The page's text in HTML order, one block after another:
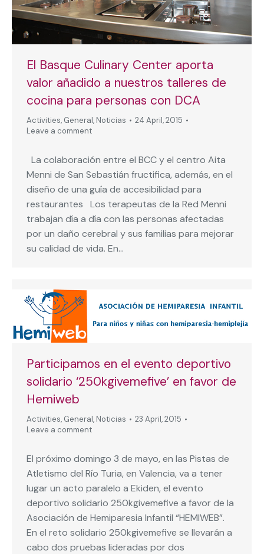
El Basque Culinary Center aporta
valor añadido a nuestros talleres de
cocina para personas con DCA
Activities, General, Noticias
24 April, 2015
Leave a comment
La colaboración entre el BCC y el centro Aita
Menni de San Sebastián fructifica, además, en el
diseño de una guía de accesibilidad para
restaurantes Los terapeutas de la Red Menni
trabajan día a día con las personas afectadas
por un daño cerebral y sus familias para mejorar
su calidad de vida. En…
Participamos en el evento deportivo
solidario ‘250kgivemefive’ en favor de
Hemiweb
Activities, General, Noticias
23 April, 2015
Leave a comment
El próximo domingo 3 de mayo, en las Pistas de
Atletismo del Río Turia, en Valencia, va a tener
lugar un acto paralelo a Ekiden, el evento
deportivo solidario 250kgivemefive a favor de la
Asociación de Hemiparesia Infantil “HEMIWEB”.
En el reto solidario 250kgivemefive se llevarán a
cabo dos pruebas lideradas por dos